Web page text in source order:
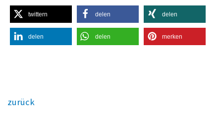
twittern delen delen
delen delen merken
zurück